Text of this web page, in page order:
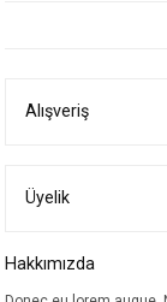
Ürün bilgilerinde
Bu ürüne benzer
Alışveriş
Üyelik
Hakkımızda